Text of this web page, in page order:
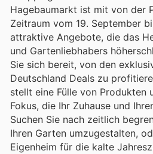
Hagebaumarkt ist mit von der
Zeitraum vom 19. September
attraktive Angebote, die das
und Gartenliebhabers
Sie sich bereit, von den
Deutschland Deals zu
stellt eine Fülle von Produkten
Fokus, die Ihr Zuhause und
Suchen Sie nach zeitlich
Ihren Garten umzugestalten,
Eigenheim für die kalte